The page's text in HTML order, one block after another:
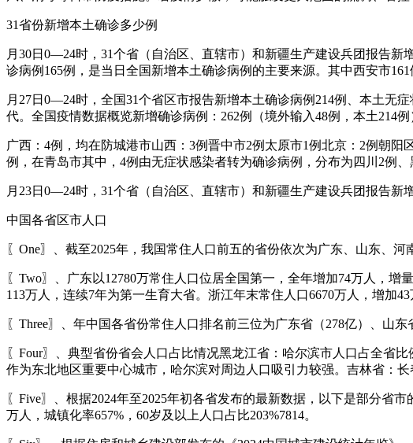
31省份新增本土确诊多少例
月30日0—24时，31个省（自治区、直辖市）和新疆生产建设兵团报告
诊病例165例，是当日全国新增本土确诊病例的主要来源。其中西安市161
月27日0—24时，全国31个省区市报告新增本土确诊病例214例、本土无
代。全国疫情数据概览新增确诊病例：262例（境外输入48例，本土214例
广西：4例，均在防城港市山西：3例晋中市2例太原市1例北京：2例朝
例，在青岛市其中，4例由无症状感染者转为确诊病例，分布为四川2例、
月23日0—24时，31个省（自治区、直辖市）和新疆生产建设兵团报告新
中国各省区市人口
〖One〗、截至2025年，我国常住人口前五的省份依次为广东、山东、
〖Two〗、广东以12780万常住人口位居全国第一，全年增加74万人，
113万人，连续7年为第一生育大省。浙江年末常住人口6670万人，增加
〖Three〗、年中国各省份常住人口排名前三位为广东省（278亿）、山东
〖Four〗、典型省份省会人口占比情况黑龙江省：哈尔滨市人口占全省
作为东北地区重要中心城市，哈尔滨对周边人口吸引力较强。吉林省：长
〖Five〗、根据2024年至2025年初各省发布的最新数据，以下是部分省
万人，城镇化率657%，60岁及以上人口占比203%7814。